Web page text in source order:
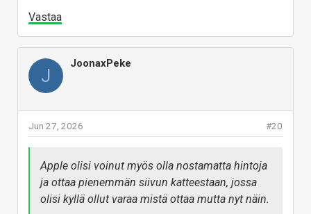
Vastaa
J
JoonaxPeke
#20
Jun 27, 2026
Apple olisi voinut myös olla nostamatta hintoja
ja ottaa pienemmän siivun katteestaan, jossa
olisi kyllä ollut varaa mistä ottaa mutta nyt näin.